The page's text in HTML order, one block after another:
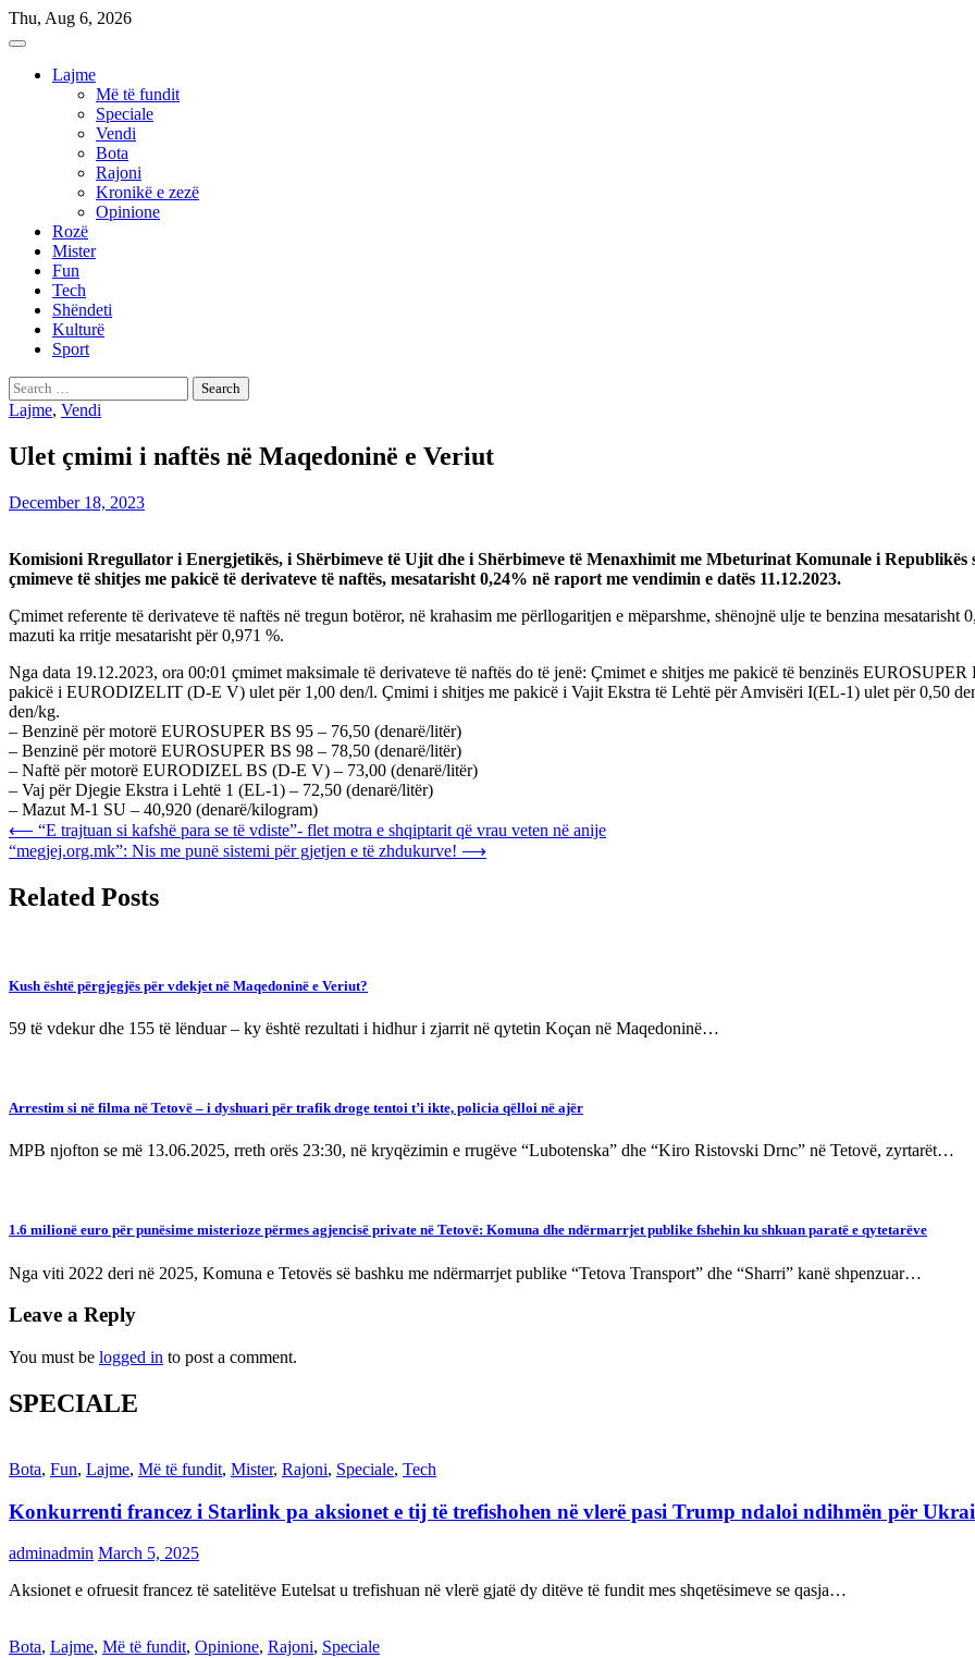
Skip
to
Thu, Aug 6, 2026
Lajme
Më të fundit
Speciale
Vendi
Bota
Rajoni
Kronikë e zezë
Opinione
Rozë
Mister
Fun
Tech
Shëndeti
Kulturë
Sport
Search
for:
Lajme, Vendi
Ulet çmimi i naftës në Maqedoninë e Veriut
December 18, 2023
Komisioni Rregullator i Energjetikës, i Shërbimeve të Ujit dhe i Shërbimeve të Menaxhimit me Mbeturinat Komunale i Republikës
çmimeve të shitjes me pakicë të derivateve të naftës, mesatarisht 0,24% në raport me vendimin e datës 11.12.2023.
Çmimet referente të derivateve të naftës në tregun botëror, në krahasim me përllogaritjen e mëparshme, shënojnë ulje te benzina
mazuti ka rritje mesatarisht për 0,971 %.
Nga data 19.12.2023, ora 00:01 çmimet maksimale të derivateve të naftës do të jenë: Çmimet e shitjes me pakicë të benzinës
pakicë i EURODIZELIT (D-Е V) ulet për 1,00 den/l. Çmimi i shitjes me pakicë i Vajit Ekstra të Lehtë për Amvisëri I(ЕL-1) ulet për 0,50
den/kg.
– Benzinë për motorë EUROSUPER BS 95 – 76,50 (denarë/litër)
– Benzinë për motorë EUROSUPER BS 98 – 78,50 (denarë/litër)
– Naftë për motorë EURODIZEL BS (D-E V) – 73,00 (denarë/litër)
– Vaj për Djegie Ekstra i Lehtë 1 (EL-1) – 72,50 (denarë/litër)
– Mazut М-1 SU – 40,920 (denarë/kilogram)
Post
navigation
⟵ “E trajtuan si kafshë para se të vdiste”- flet motra e shqiptarit që vrau veten në anije
“megjej.org.mk”: Nis me punë sistemi për gjetjen e të zhdukurve! ⟶
Related Posts
Kush është përgjegjës për vdekjet në Maqedoninë e Veriut?
59 të vdekur dhe 155 të lënduar – ky është rezultati i hidhur i zjarrit në qytetin Koçan në Maqedoninë…
Arrestim si në filma në Tetovë – i dyshuari për trafik droge tentoi t’i ikte, policia qëlloi në ajër
MPB njofton se më 13.06.2025, rreth orës 23:30, në kryqëzimin e rrugëve “Lubotenska” dhe “Kiro Ristovski Drnc” në Tetovë, zyrtarët…
1.6 milionë euro për punësime misterioze përmes agjencisë private në Tetovë: Komuna dhe ndërmarrjet publike fshehin ku shkuan paratë e qytetarëve
Nga viti 2022 deri në 2025, Komuna e Tetovës së bashku me ndërmarrjet publike “Tetova Transport” dhe “Sharri” kanë shpenzuar…
Leave a Reply
You must be logged in to post a comment.
SPECIALE
Bota, Fun, Lajme, Më të fundit, Mister, Rajoni, Speciale, Tech
Konkurrenti francez i Starlink pa aksionet e tij të trefishohen në vlerë pasi Trump ndaloi ndihmën për
adminadmin March 5, 2025
Aksionet e ofruesit francez të satelitëve Eutelsat u trefishuan në vlerë gjatë dy ditëve të fundit mes shqetësimeve se qasja…
Bota, Lajme, Më të fundit, Opinione, Rajoni, Speciale